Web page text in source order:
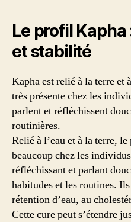
Le profil
et stabilité
Kapha est relié à la terre et
très présente chez les
parlent et réfléchissent
routinières.
Relié à l’eau et à la terre,
beaucoup chez les
réfléchissant et parlant
habitudes et les routines.
rétention d’eau, au
Cette cure peut s’étendre